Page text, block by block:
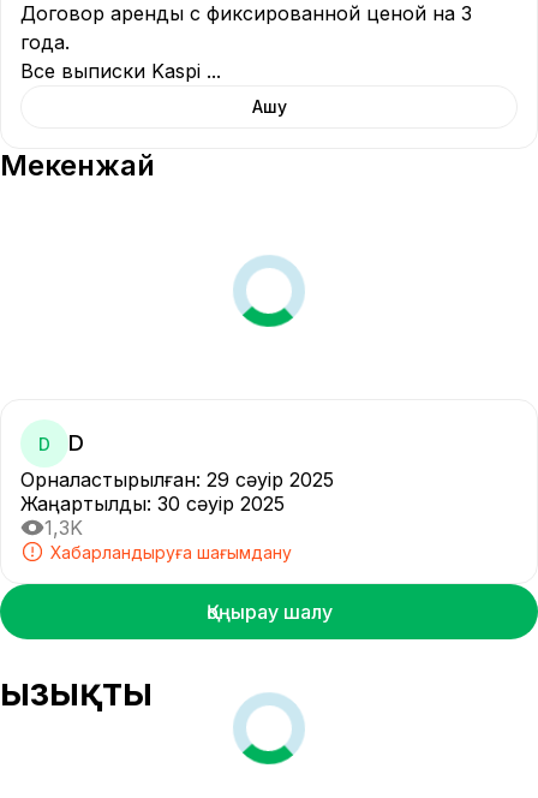
Договор аренды с фиксированной ценой на 3
года.
Все выписки Kaspi ...
Ашу
Мекенжай
D D
Орналастырылған: 29 сәуір 2025
Жаңартылды: 30 сәуір 2025
1,3K
Хабарландыруға шағымдану
Қоңырау шалу
Қызықты